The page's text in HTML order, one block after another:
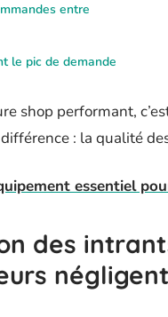
entre
le pic de demande
shop performant,
: la qualité
essentiel
des
négligent